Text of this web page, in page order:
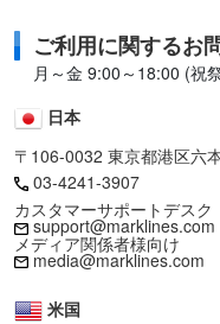
ご利用に関するお
月～金 9:00～18:00 (祝
日本
〒106-0032 東京都港区六
03-4241-3907
カスタマーサポートデスク
support@marklines.com
メディア関係者様向け
media@marklines.com
米国